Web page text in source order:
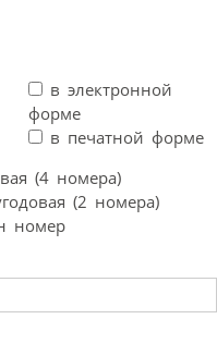
в электронной
форме
в печатной форме
(4 номера)
(2 номера)
номер